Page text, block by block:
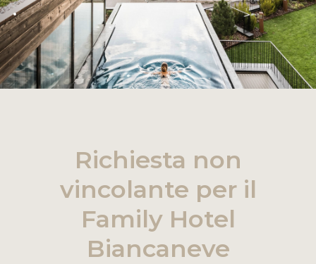
Richiesta non
vincolante per il
Family Hotel
Biancaneve